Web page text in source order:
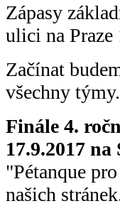
Zápasy
ulici na Praze
Začínat
všechny
Finále 4.
17.9.2017
"Pétanque
našich